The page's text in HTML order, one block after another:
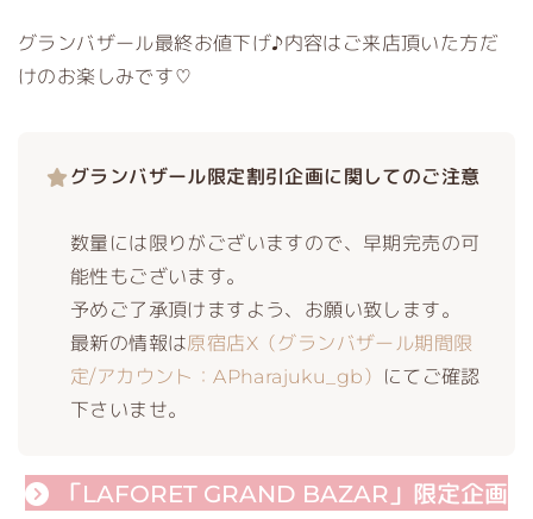
グランバザール最終お値下げ♪内容はご来店頂いた方だ
けのお楽しみです♡
グランバザール限定割引企画に関してのご注意
数量には限りがございますので、早期完売の可
能性もございます。
予めご了承頂けますよう、お願い致します。
最新の情報は原宿店X（グランバザール期間限
定/アカウント：APharajuku_gb）
にてご確認
下さいませ。
「LAFORET GRAND BAZAR」限定企画